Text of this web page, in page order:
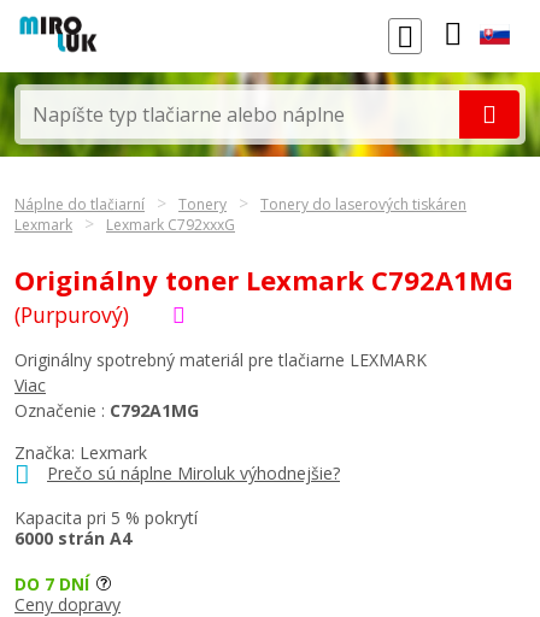
Náplne do tlačiarní Tonery
Tonery do laserových tiskáren
Lexmark
Lexmark C792xxxG
Originálny toner Lexmark C792A1MG
(Purpurový)
Značka: Lexmark
Prečo sú náplne Miroluk výhodnejšie?
Kapacita pri 5 % pokrytí
6000 strán A4
Originálny spotrebný materiál pre tlačiarne LEXMARK
Viac
Označenie : C792A1MG
DO 7 DNÍ
Ceny dopravy